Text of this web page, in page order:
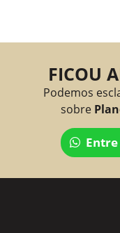
FICOU
Podemos
sobre